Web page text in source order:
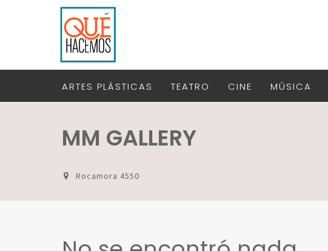
ARTES PLÁSTICAS TEATRO CINE MÚSICA
MM GALLERY
Rocamora 4550